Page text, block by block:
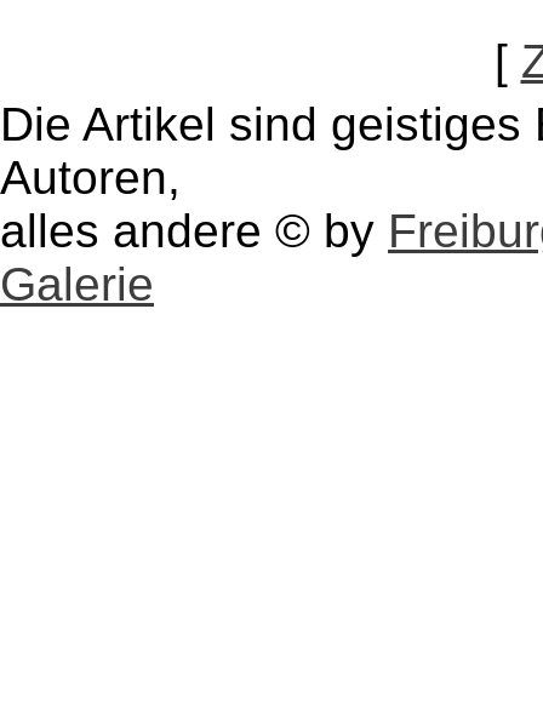
[
Die Artikel sind
Autoren,
alles andere © by
Galerie